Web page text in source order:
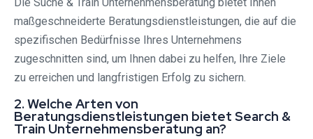
maßgeschneiderte Beratungsdienstleistungen, die auf die
spezifischen Bedürfnisse Ihres Unternehmens
zugeschnitten sind, um Ihnen dabei zu helfen, Ihre Ziele
zu erreichen und langfristigen Erfolg zu sichern.
2. Welche Arten von
Beratungsdienstleistungen bietet Search &
Train Unternehmensberatung an?